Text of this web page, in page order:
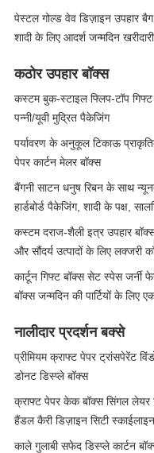
पेस्टल गोल्ड वेव डिज़ाइन उपहार
शादी के लिए आदर्श जन्मदिन
कठोर उपहार बॉक्स
कस्टम बुक-स्टाइल फ्लिप-टॉप गिफ्ट
पन्नी/यूवी मुद्रित पैकेजिंग
पर्यावरण के अनुकूल टिकाऊ
पेपर कार्टन मेलर बॉक्स
बैंगनी साटन धनुष रिबन के साथ
हार्डबोर्ड पैकेजिंग, शादी के पक्ष,
कस्टम दराज-शैली इत्र उपहार
और सौंदर्य उत्पादों के लिए लक्जरी
कार्टून गिफ्ट बॉक्स सेट स्पेस जर्नी
बॉक्स जन्मदिन की पार्टियों के लिए
नालीदार प्रदर्शन बक्से
प्रीमियम क्राफ्ट पेपर ट्रांसपेरेंट
डोनट डिस्प्ले बॉक्स
क्राफ्ट पेपर केक बॉक्स सिंगल
हैंडल कैरी डिज़ाइन सिटी
काले गुलाबी सफेद डिस्प्ले कार्टन